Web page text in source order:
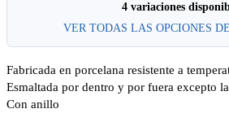
4 variaciones
VER TODAS LAS OPCIONES
Fabricada en porcelana resistente a
Esmaltada por dentro y por fuera excepto
Con anillo